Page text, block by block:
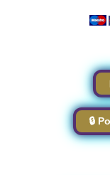
🔒